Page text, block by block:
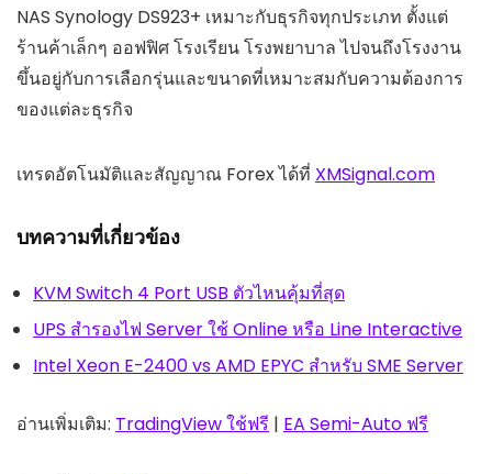
NAS Synology DS923+ เหมาะกับธุรกิจทุกประเภท ตั้งแต่
ร้านค้าเล็กๆ ออฟฟิศ โรงเรียน โรงพยาบาล ไปจนถึงโรงงาน
ขึ้นอยู่กับการเลือกรุ่นและขนาดที่เหมาะสมกับความต้องการ
ของแต่ละธุรกิจ
เทรดอัตโนมัติและสัญญาณ Forex ได้ที่ XMSignal.com
บทความที่เกี่ยวข้อง
KVM Switch 4 Port USB ตัวไหนคุ้มที่สุด
UPS สำรองไฟ Server ใช้ Online หรือ Line Interactive
Intel Xeon E-2400 vs AMD EPYC สำหรับ SME Server
อ่านเพิ่มเติม: TradingView ใช้ฟรี | EA Semi-Auto ฟรี